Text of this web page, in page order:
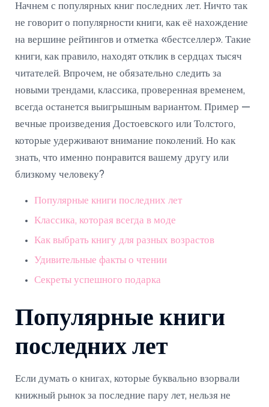
Начнем с популярных книг последних лет. Ничто так
не говорит о популярности книги, как её нахождение
на вершине рейтингов и отметка «бестселлер». Такие
книги, как правило, находят отклик в сердцах тысяч
читателей. Впрочем, не обязательно следить за
новыми трендами, классика, проверенная временем,
всегда останется выигрышным вариантом. Пример —
вечные произведения Достоевского или Толстого,
которые удерживают внимание поколений. Но как
знать, что именно понравится вашему другу или
близкому человеку?
Популярные книги последних лет
Классика, которая всегда в моде
Как выбрать книгу для разных возрастов
Удивительные факты о чтении
Секреты успешного подарка
Популярные книги
последних лет
Если думать о книгах, которые буквально взорвали
книжный рынок за последние пару лет, нельзя не